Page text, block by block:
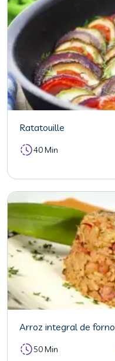
Ratatouille
40 Min
Arroz integral de forno
50 Min